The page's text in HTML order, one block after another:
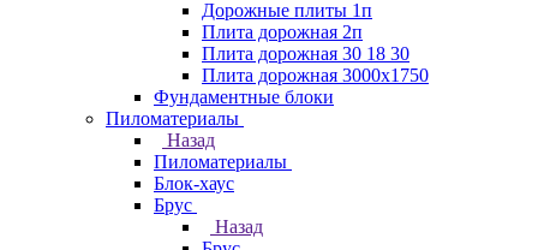
Дорожные плиты 1п
Плита дорожная 2п
Плита дорожная 30 18 30
Плита дорожная 3000х1750
Фундаментные блоки
Пиломатериалы
Назад
Пиломатериалы
Блок-хаус
Брус
Назад